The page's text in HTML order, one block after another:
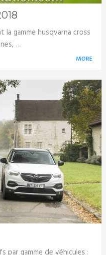
la gamme husqvarna cross
…
MORE